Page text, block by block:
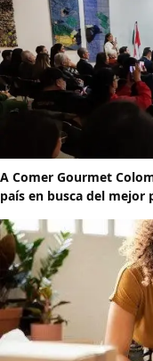
A Comer Gourmet
país en busca del